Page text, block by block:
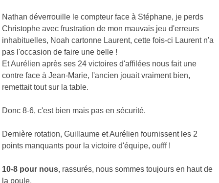
Nathan déverrouille le compteur face à Stéphane, je perds
Christophe avec frustration de mon mauvais jeu d'erreurs
inhabituelles, Noah cartonne Laurent, cette fois-ci Laurent n'a
pas l'occasion de faire une belle !
Et Aurélien après ses 24 victoires d'affilées nous fait une
contre face à Jean-Marie, l'ancien jouait vraiment bien,
remettait tout sur la table.
Donc 8-6, c'est bien mais pas en sécurité.
Dernière rotation, Guillaume et Aurélien fournissent les 2
points manquants pour la victoire d'équipe, oufff !
10-8 pour nous, rassurés, nous sommes toujours en haut de
la poule.